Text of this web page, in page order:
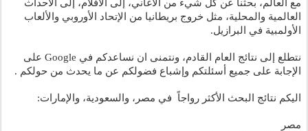
الأولمبية في البرازيل.
الإجابة على جميع أسئلتكم وإشباع فضولكم عن ما يحدث من حولكم .
اليكم نتائج البحث الأكثر رواجاً  في مصر، والسعودية، والإمارات:
مصر